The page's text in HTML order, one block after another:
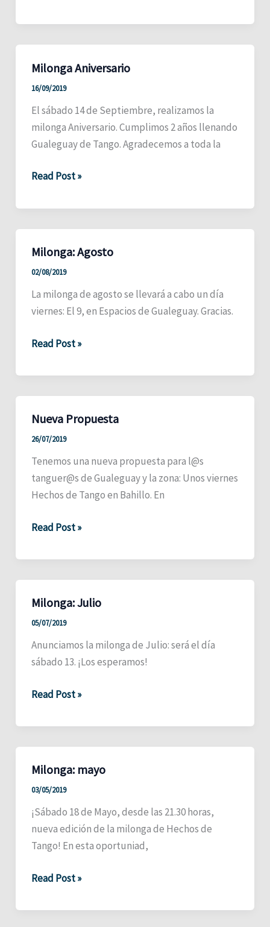
Milonga Aniversario
16/09/2019
El sábado 14 de Septiembre, realizamos la
milonga Aniversario. Cumplimos 2 años llenando
Gualeguay de Tango. Agradecemos a toda la
Milonga
Read Post »
Milonga: Agosto
02/08/2019
La milonga de agosto se llevará a cabo un día
viernes: El 9, en Espacios de Gualeguay. Gracias.
Milonga:
Read Post »
Nueva Propuesta
26/07/2019
Tenemos una nueva propuesta para l@s
tanguer@s de Gualeguay y la zona: Unos viernes
Hechos de Tango en Bahillo. En
Nueva
Read Post »
Milonga: Julio
05/07/2019
Anunciamos la milonga de Julio: será el día
sábado 13. ¡Los esperamos!
Milonga:
Read Post »
Milonga: mayo
03/05/2019
¡Sábado 18 de Mayo, desde las 21.30 horas,
nueva edición de la milonga de Hechos de
Tango! En esta oportuniad,
Milonga:
Read Post »